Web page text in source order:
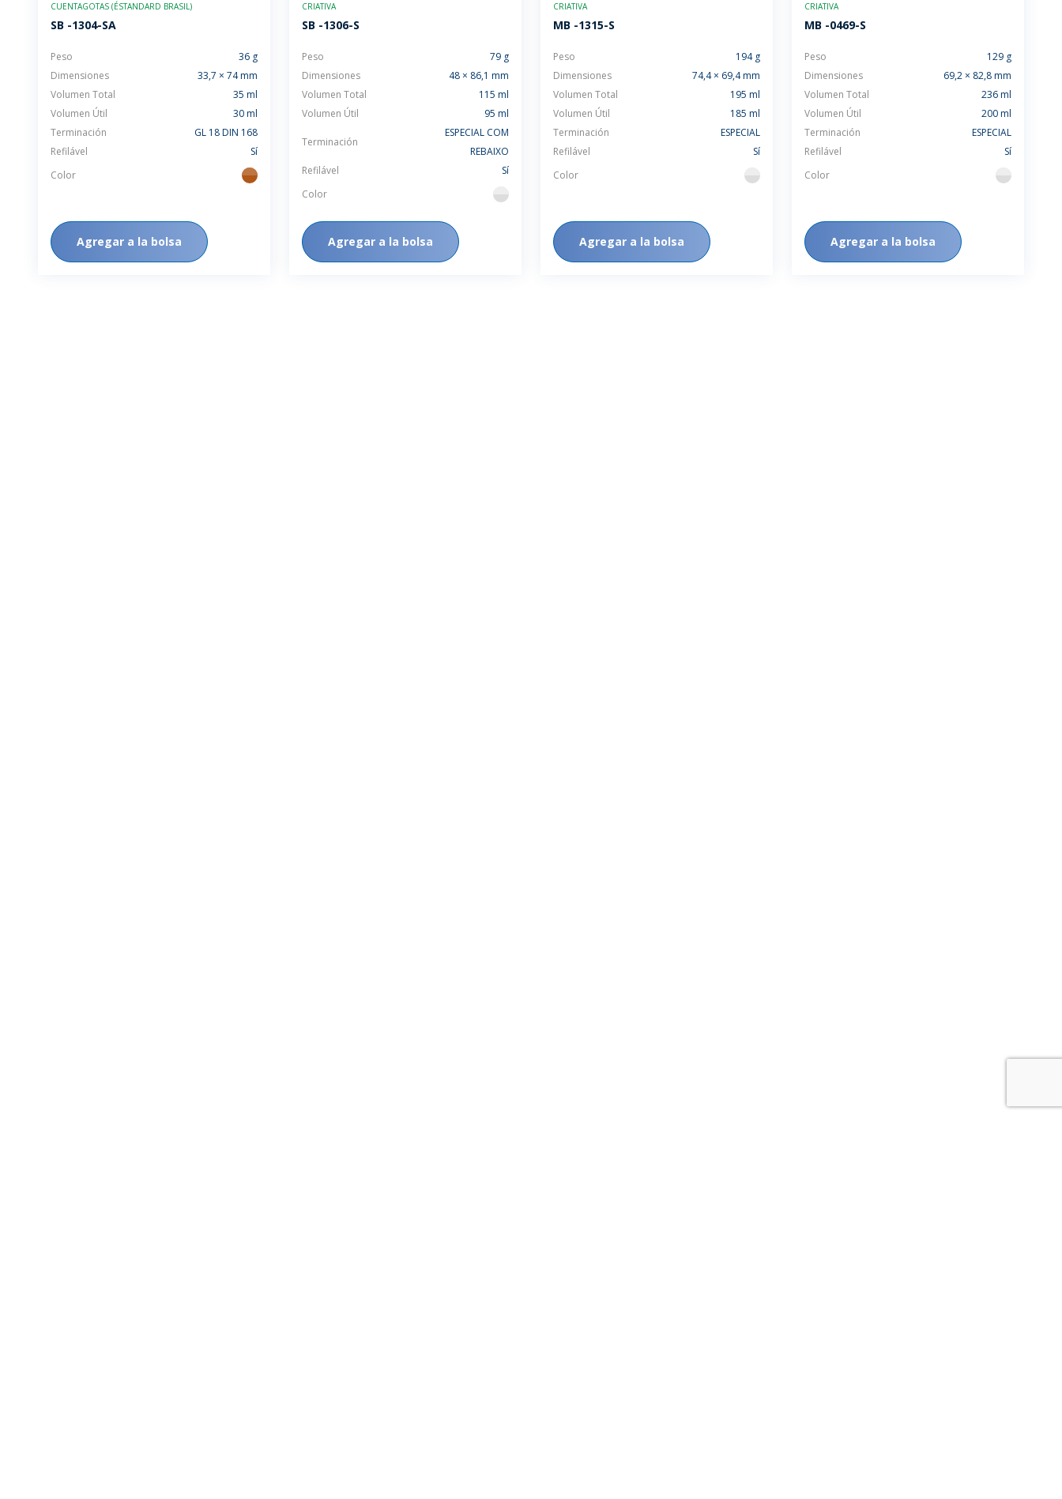
CUENTAGOTAS (ÉSTANDARD BRASIL)
SB -1304-SA
Peso
36 g
Dimensiones
33,7 × 74 mm
Volumen Total
35 ml
Volumen Útil
30 ml
Terminación
GL 18 DIN 168
Refilável
Sí
Color
ambar
Agregar a la bolsa
CRIATIVA
SB -1306-S
Peso
79 g
Dimensiones
48 × 86,1 mm
Volumen Total
115 ml
Volumen Útil
95 ml
Terminación
ESPECIAL COM
REBAIXO
Refilável
Sí
Color
flint
Agregar a la bolsa
CRIATIVA
MB -1315-S
Peso
194 g
Dimensiones
74,4 × 69,4 mm
Volumen Total
195 ml
Volumen Útil
185 ml
Terminación
ESPECIAL
Refilável
Sí
Color
flint
Agregar a la bolsa
CRIATIVA
MB -0469-S
Peso
129 g
Dimensiones
69,2 × 82,8 mm
Volumen Total
236 ml
Volumen Útil
200 ml
Terminación
ESPECIAL
Refilável
Sí
Color
flint
Agregar a la bolsa